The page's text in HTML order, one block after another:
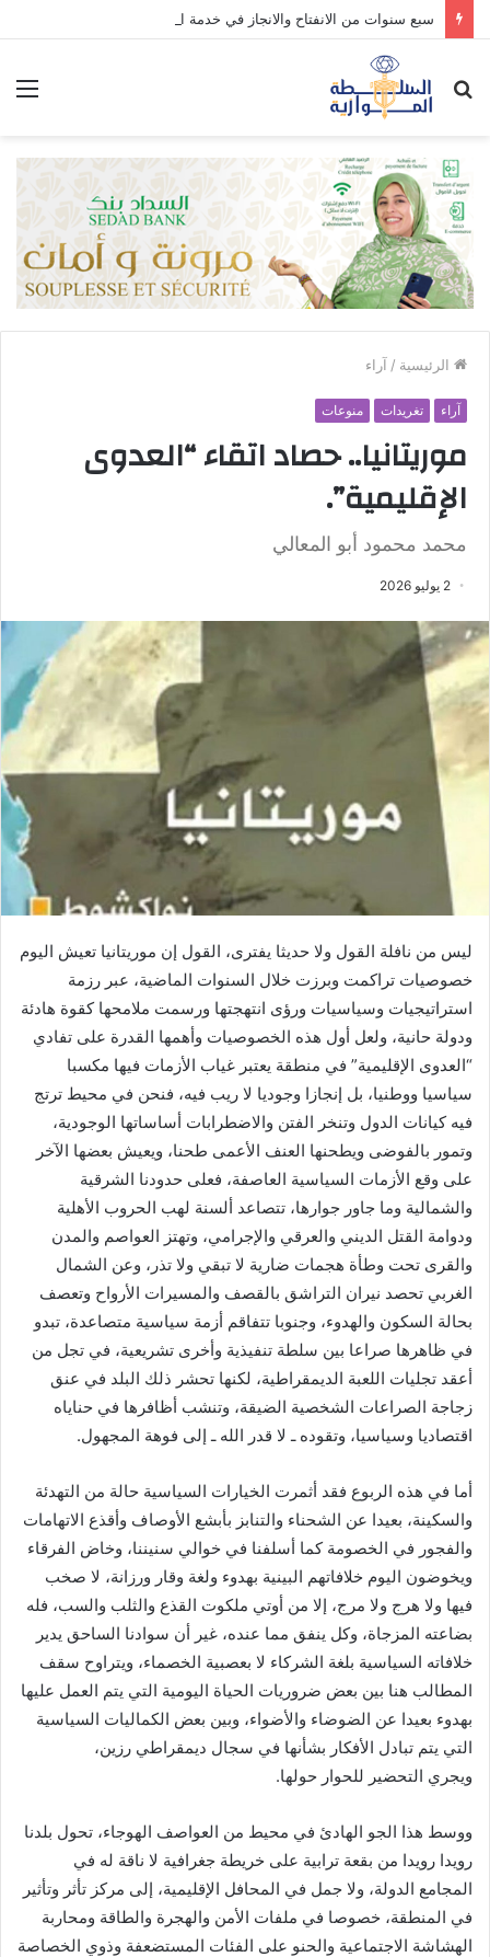
سبع سنوات من الانفتاح والانجاز في خدمة الوطن والمواطن.
بحث
الرئيسية / آراء
آراء تغريدات منوعات
موريتانيا.. حصاد اتقاء “العدوى
الإقليمية”.
محمد محمود أبو المعالي
2 يوليو 2026
ليس من نافلة القول ولا حديثا يفترى، القول إن موريتانيا تعيش اليوم
خصوصيات تراكمت وبرزت خلال السنوات الماضية، عبر رزمة
استراتيجيات وسياسيات ورؤى انتهجتها ورسمت ملامحها كقوة هادئة
ودولة حانية، ولعل أول هذه الخصوصيات وأهمها القدرة على تفادي
“العدوى الإقليمية” في منطقة يعتبر غياب الأزمات فيها مكسبا
سياسيا ووطنيا، بل إنجازا وجوديا لا ريب فيه، فنحن في محيط ترتج
فيه كيانات الدول وتنخر الفتن والاضطرابات أساساتها الوجودية،
وتمور بالفوضى ويطحنها العنف الأعمى طحنا، ويعيش بعضها الآخر
على وقع الأزمات السياسية العاصفة، فعلى حدودنا الشرقية
والشمالية وما جاور جوارها، تتصاعد ألسنة لهب الحروب الأهلية
ودوامة القتل الديني والعرقي والإجرامي، وتهتز العواصم والمدن
والقرى تحت وطأة هجمات ضارية لا تبقي ولا تذر، وعن الشمال
الغربي تحصد نيران التراشق بالقصف والمسيرات الأرواح وتعصف
بحالة السكون والهدوء، وجنوبا تتفاقم أزمة سياسية متصاعدة، تبدو
في ظاهرها صراعا بين سلطة تنفيذية وأخرى تشريعية، في تجل من
أعقد تجليات اللعبة الديمقراطية، لكنها تحشر ذلك البلد في عنق
زجاجة الصراعات الشخصية الضيقة، وتنشب أظافرها في حناياه
اقتصاديا وسياسيا، وتقوده ـ لا قدر الله ـ إلى فوهة المجهول.
أما في هذه الربوع فقد أثمرت الخيارات السياسية حالة من التهدئة
والسكينة، بعيدا عن الشحناء والتنابز بأبشع الأوصاف وأقذع الاتهامات
والفجور في الخصومة كما أسلفنا في خوالي سنيننا، وخاض الفرقاء
ويخوضون اليوم خلافاتهم البينية بهدوء ولغة وقار ورزانة، لا صخب
فيها ولا هرج ولا مرج، إلا من أوتي ملكوت القذع والثلب والسب، فله
بضاعته المزجاة، وكل ينفق مما عنده، غير أن سوادنا الساحق يدير
خلافاته السياسية بلغة الشركاء لا بعصبية الخصماء، ويتراوح سقف
المطالب هنا بين بعض ضروريات الحياة اليومية التي يتم العمل عليها
بهدوء بعيدا عن الضوضاء والأضواء، وبين بعض الكماليات السياسية
التي يتم تبادل الأفكار بشأنها في سجال ديمقراطي رزين،
ويجري التحضير للحوار حولها.
ووسط هذا الجو الهادئ في محيط من العواصف الهوجاء، تحول بلدنا
رويدا رويدا من بقعة ترابية على خريطة جغرافية لا ناقة له في
المجامع الدولة، ولا جمل في المحافل الإقليمية، إلى مركز تأثر وتأثير
في المنطقة، خصوصا في ملفات الأمن والهجرة والطاقة ومحاربة
الهشاشة الاجتماعية والحنو على الفئات المستضعفة وذوي الخصاصة